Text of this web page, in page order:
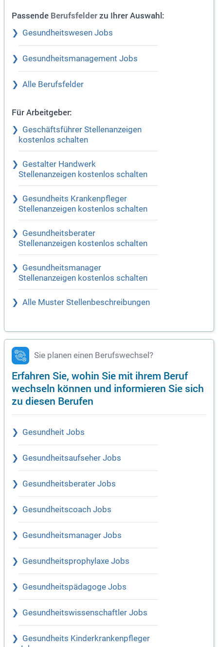
Passende Berufsfelder zu Ihrer Auswahl:
Gesundheitswesen Jobs
Gesundheitsmanagement Jobs
Alle Berufsfelder
Für Arbeitgeber:
Geschäftsführer Stellenanzeigen
kostenlos schalten
Gestalter Handwerk
Stellenanzeigen kostenlos schalten
Gesundheits Krankenpfleger
Stellenanzeigen kostenlos schalten
Gesundheitsberater
Stellenanzeigen kostenlos schalten
Gesundheitsmanager
Stellenanzeigen kostenlos schalten
Alle Muster Stellenbeschreibungen
Sie planen einen Berufswechsel?
Erfahren Sie, wohin Sie mit ihrem Beruf
wechseln können und informieren Sie sich
zu diesen Berufen
Gesundheit Jobs
Gesundheitsaufseher Jobs
Gesundheitsberater Jobs
Gesundheitscoach Jobs
Gesundheitsmanager Jobs
Gesundheitsprophylaxe Jobs
Gesundheitspädagoge Jobs
Gesundheitswissenschaftler Jobs
Gesundheits Kinderkrankenpfleger